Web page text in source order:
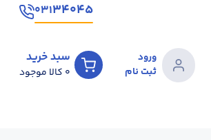
۳۴۰۴۵۰۳۱
ورود
ثبت نام
سبد خرید
0 کالا موجود